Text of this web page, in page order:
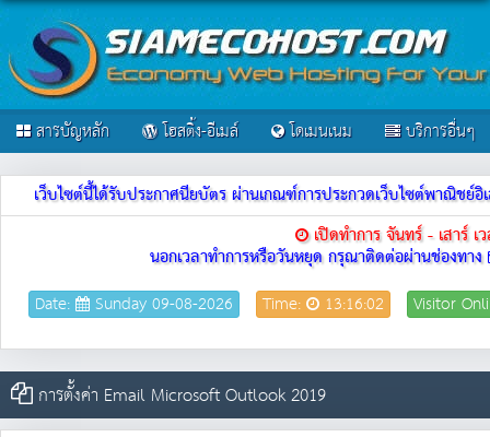
สารบัญหลัก โฮสติ้ง-อีเมล์ โดเมนเนม บริการอื่นๆ
เว็บไซต์นี้ได้รับประกาศนียบัตร ผ่านเกณฑ์การประกวดเว็บไซต์พาณิช
เปิดทำการ จันทร์ - เสาร์
นอกเวลาทำการหรือวันหยุด กรุณาติดต่อผ่านช่องทาง
Date: Sunday 09-08-2026 Time: 13:16:02 Visitor
การตั้งค่า Email Microsoft Outlook 2019